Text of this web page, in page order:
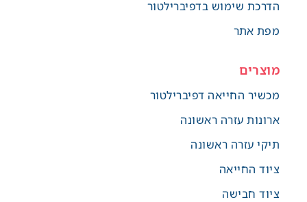
הדרכת שימוש בדפיברילטור
מפת אתר
מוצרים
מכשיר החייאה דפיברילטור
ארונות עזרה ראשונה
תיקי עזרה ראשונה
ציוד החייאה
ציוד חבישה